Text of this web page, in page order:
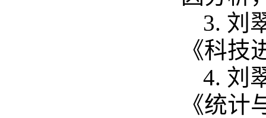
3. 刘
《科技
4. 刘
《统计